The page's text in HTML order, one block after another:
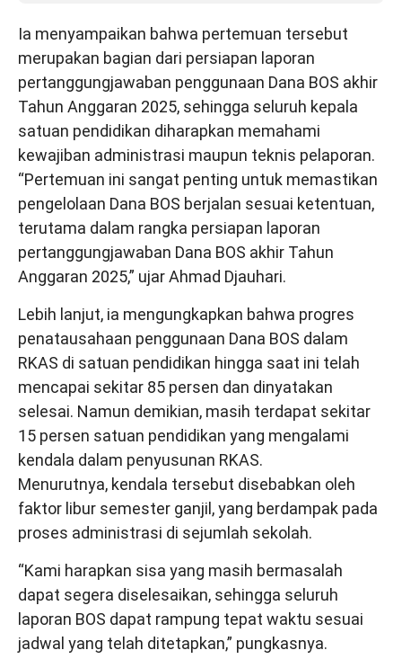
Ia menyampaikan bahwa pertemuan tersebut
merupakan bagian dari persiapan laporan
pertanggungjawaban penggunaan Dana BOS akhir
Tahun Anggaran 2025, sehingga seluruh kepala
satuan pendidikan diharapkan memahami
kewajiban administrasi maupun teknis pelaporan.
“Pertemuan ini sangat penting untuk memastikan
pengelolaan Dana BOS berjalan sesuai ketentuan,
terutama dalam rangka persiapan laporan
pertanggungjawaban Dana BOS akhir Tahun
Anggaran 2025,” ujar Ahmad Djauhari.
Lebih lanjut, ia mengungkapkan bahwa progres
penatausahaan penggunaan Dana BOS dalam
RKAS di satuan pendidikan hingga saat ini telah
mencapai sekitar 85 persen dan dinyatakan
selesai. Namun demikian, masih terdapat sekitar
15 persen satuan pendidikan yang mengalami
kendala dalam penyusunan RKAS.
Menurutnya, kendala tersebut disebabkan oleh
faktor libur semester ganjil, yang berdampak pada
proses administrasi di sejumlah sekolah.
“Kami harapkan sisa yang masih bermasalah
dapat segera diselesaikan, sehingga seluruh
laporan BOS dapat rampung tepat waktu sesuai
jadwal yang telah ditetapkan,” pungkasnya.